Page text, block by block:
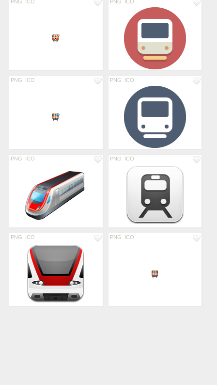
PNG ICO PNG ICO
PNG ICO PNG ICO
PNG ICO PNG ICO
PNG ICO PNG ICO